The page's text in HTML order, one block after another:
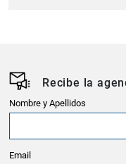
Recibe la
Nombre y Apellidos
Email